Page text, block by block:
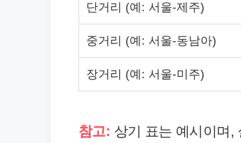
단거리 (예: 서울-제주)
중거리 (예: 서울-동남아)
장거리 (예: 서울-미주)
참고: 상기 표는 예시이며,